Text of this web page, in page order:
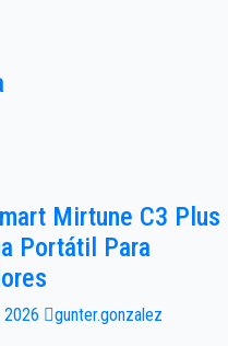
Mirtune C3 Plus
Portátil Para
2026 gunter.gonzalez